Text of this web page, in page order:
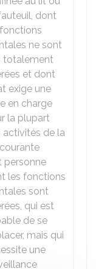
dont
ne sont
totalement
et dont
exige une
en charge
la plupart
activités de la
personne
les fonctions
sont
qui est
de se
mais qui
une